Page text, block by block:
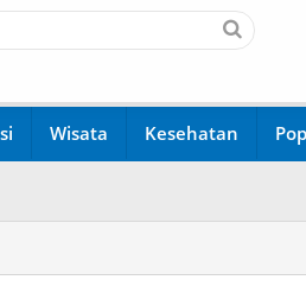
Wisata Kesehatan